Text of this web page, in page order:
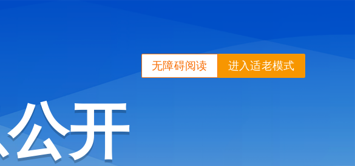
进入适老模式
无障碍阅读
开